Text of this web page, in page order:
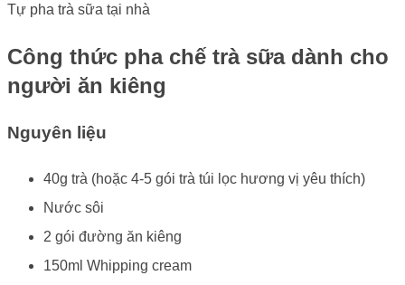
Tự pha trà sữa tại nhà
Công thức pha chế trà sữa dành cho
người ăn kiêng
Nguyên liệu
40g trà (hoặc 4-5 gói trà túi lọc hương vị yêu thích)
Nước sôi
2 gói đường ăn kiêng
150ml Whipping cream